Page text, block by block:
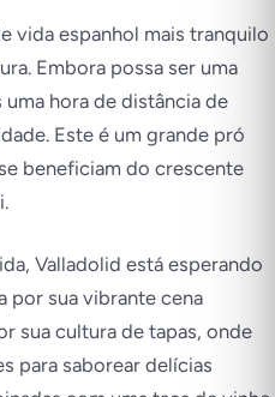
vida espanhol mais tranquilo
Embora possa ser uma
hora de distância de
Este é um grande pró
beneficiam do crescente
Valladolid está esperando
por sua vibrante cena
sua cultura de tapas, onde
para saborear delícias